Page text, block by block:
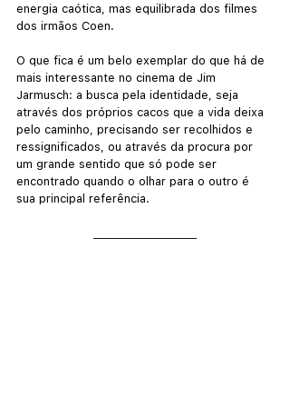
energia caótica, mas equilibrada dos filmes
dos irmãos Coen.
O que fica é um belo exemplar do que há de
mais interessante no cinema de Jim
Jarmusch: a busca pela identidade, seja
através dos próprios cacos que a vida deixa
pelo caminho, precisando ser recolhidos e
ressignificados, ou através da procura por
um grande sentido que só pode ser
encontrado quando o olhar para o outro é
sua principal referência.